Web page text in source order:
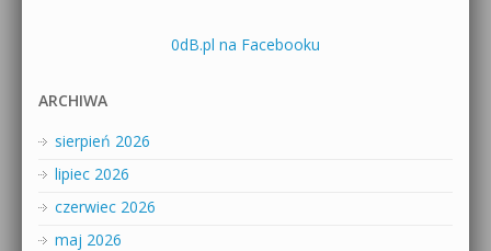
0dB.pl na Facebooku
ARCHIWA
sierpień 2026
lipiec 2026
czerwiec 2026
maj 2026